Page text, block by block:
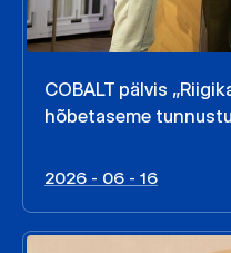
COBALT pälvis
hõbetaseme
2026 - 06 - 16